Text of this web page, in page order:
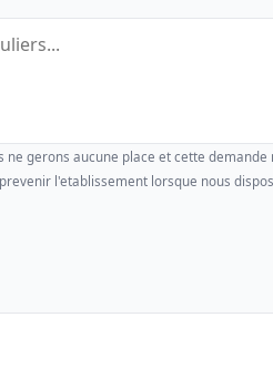
gerons aucune place et cette
l'etablissement lorsque nous